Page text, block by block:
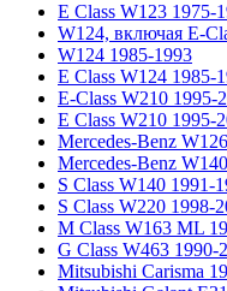
E Class W123 1975-
W124, включая E-
W124 1985-1993
E Class W124 1985-
E-Class W210 1995-
E Class W210 1995-
Mercedes-Benz
Mercedes-Benz
S Class W140 1991-
S Class W220 1998-
M Class W163 ML
G Class W463 1990-
Mitsubishi Carisma